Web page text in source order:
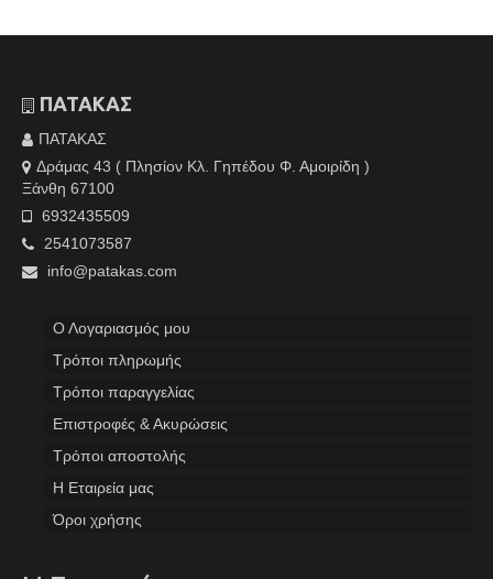
ΠΑΤΑΚΑΣ
ΠΑΤΑΚΑΣ
Δράμας 43 ( Πλησίον Κλ. Γηπέδου Φ. Αμοιρίδη )
Ξάνθη 67100
6932435509
2541073587
info@patakas.com
Ο Λογαριασμός μου
Tρόποι πληρωμής
Τρόποι παραγγελίας
Επιστροφές & Ακυρώσεις
Τρόποι αποστολής
Η Εταιρεία μας
Όροι χρήσης